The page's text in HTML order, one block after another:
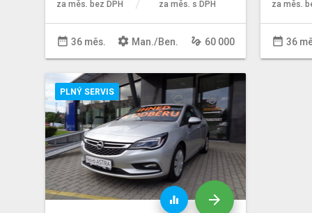
za měs. bez DPH za měs. s DPH
date_range 36 měs. settings Man./Ben. gesture 60 000
za měs.
date_range 36
arrow_forward
equalizer
PLNÝ SERVIS